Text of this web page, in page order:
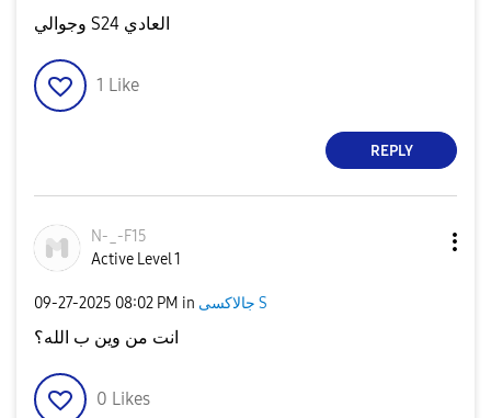
وجوالي S24 العادي
1 Like
REPLY
N-_-F15
Active Level 1
‎09-27-2025 08:02 PM in جالاكسى S
انت من وين ب الله؟
0 Likes